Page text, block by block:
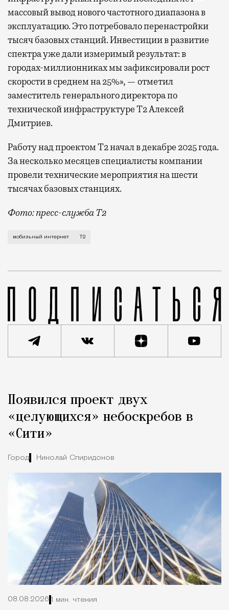
массовый вывод нового частотного диапазона в
эксплуатацию. Это потребовало перенастройки
тысяч базовых станций. Инвестиции в развитие
спектра уже дали измеримый результат: в
городах-миллионниках мы зафиксировали рост
скорости в среднем на 25%», — отметил
заместитель генерального директора по
технической инфраструктуре Т2 Алексей
Дмитриев.
Работу над проектом Т2 начал в декабре 2025 года.
За несколько месяцев специалисты компании
провели технические мероприятия на шести
тысячах базовых станциях.
Фото: пресс-служба Т2
Мобильный оператор Т2 завершил работы по
мобильный интернет Т2
Город
Появился проект двух
«целующихся» небоскребов в
«Сити»
Город Николай Спиридонов
08.08.2026 1 мин. чтения